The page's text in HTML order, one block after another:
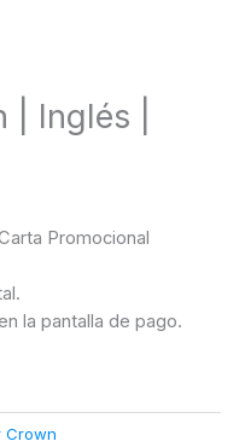
Inglés |
Promocional
la pantalla de pago.
Crown